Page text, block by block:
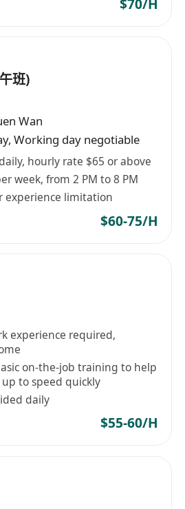
，注重細節，能適應重複性工
期及晚間輪班工作，具備時間
經驗者可獲優先考慮，無經驗
薪待遇，按實際工時每月定時
助新人快速掌握產品知識與服
獲安排轉為全職或晉升至其他
at Lee Gardens
$70/H
班)
Wan
Working day negotiable
hourly rate $65 or above
week, from 2 PM to 8 PM
experience limitation
$60-75/H
experience required,
on-the-job training to help
to speed quickly
daily
$55-60/H